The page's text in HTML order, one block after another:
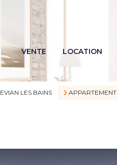
VENTE LOCATION
EVIAN LES BAINS APPARTEMENT